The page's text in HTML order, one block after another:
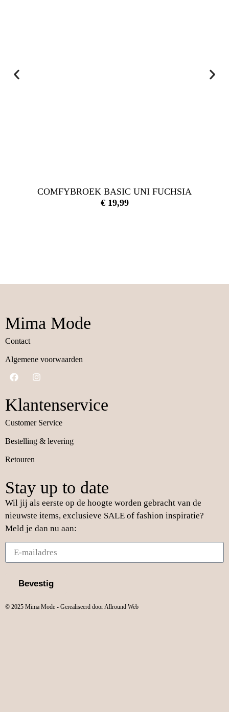
COMFYBROEK BASIC UNI FUCHSIA
€19,99
Mima Mode
Contact
Algemene voorwaarden
Klantenservice
Customer Service
Bestelling & levering
Retouren
Stay up to date
Wil jij als eerste op de hoogte worden gebracht van de
nieuwste items, exclusieve SALE of fashion inspiratie?
Meld je dan nu aan:
Bevestig
© 2025 Mima Mode - Gerealiseerd door Allround Web